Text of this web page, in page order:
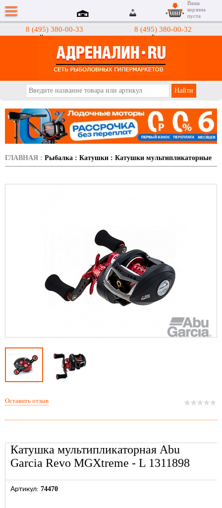
8 (495) 380-00-33
Интернет-магазин
8 (495) 380-00-32
Гипермаркеты
Ваша
корзина
пуста
ГЛАВНАЯ : Рыбалка : Катушки : Катушки мультипликаторные
Катушка мультипликаторная Abu
Garcia Revo MGXtreme - L 1311898
Артикул: 74470
Оставить отзыв